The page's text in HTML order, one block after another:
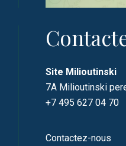
Site Milioutinski
7A Milioutinski
+7 495 627 04 70
Contactez-nous